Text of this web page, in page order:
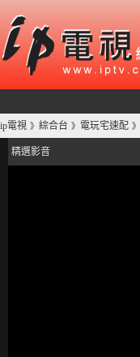
ip電視 》 綜合台 》 電玩宅速配 》
精選影音